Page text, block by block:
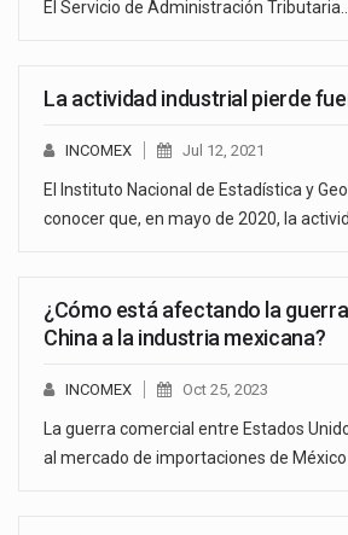
El Servicio de Administración Tributaria…
La actividad industrial pierde
INCOMEX Jul 12, 2021
El Instituto Nacional de Estadística y
conocer que, en mayo de 2020, la
¿Cómo está afectando la
China a la industria mexicana?
INCOMEX Oct 25, 2023
La guerra comercial entre Estados
al mercado de importaciones de México